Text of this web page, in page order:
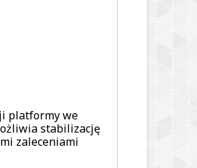
platformy we
stabilizację
zaleceniami